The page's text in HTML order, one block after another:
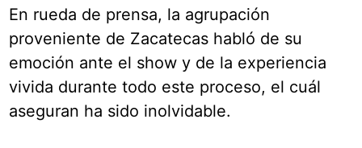
En rueda de prensa, la agrupación
proveniente de Zacatecas habló de su
emoción ante el show y de la experiencia
vivida durante todo este proceso, el cuál
aseguran ha sido inolvidable.